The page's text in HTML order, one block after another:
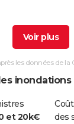
2013 19/05/
2009 11/02/
les données de la
inondations
et 20k€
des